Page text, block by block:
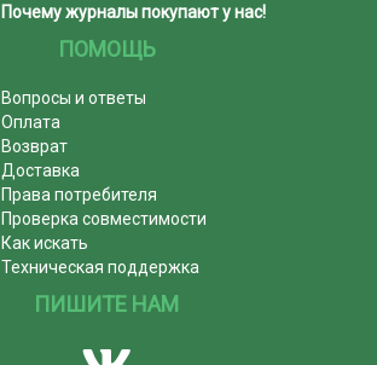
Почему журналы покупают у нас!
ПОМОЩЬ
Вопросы и ответы
Оплата
Возврат
Доставка
Права потребителя
Проверка совместимости
Как искать
Техническая поддержка
ПИШИТЕ НАМ